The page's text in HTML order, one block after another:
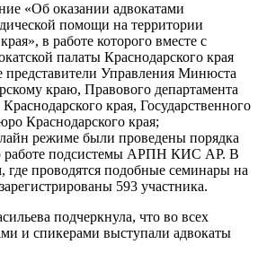
«Об оказании адвокатами
помощи на территории
в работе которого вместе с
палаты Краснодарского края
представители Управления Минюста
краю, Правового департамента
края, Государственного
Краснодарского края;
режиме были проведены порядка
работе подсистемы АРПН КИС АР. В
где проводятся подобные семинары на
593 участника.
подчеркнула, что во всех
и спикерами выступали адвокаты